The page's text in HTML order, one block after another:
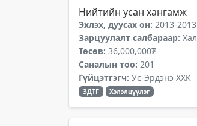
Нийтийн усан хангамж
Эхлэх, дуусах он: 2013-2013
Зарцуулалт салбараар:
Төсөв: 36,000,000₮
Саналын тоо: 201
Гүйцэтгэгч: Ус-Эрдэнэ ХХК
ЗДТГ Хэлэлцүүлэг